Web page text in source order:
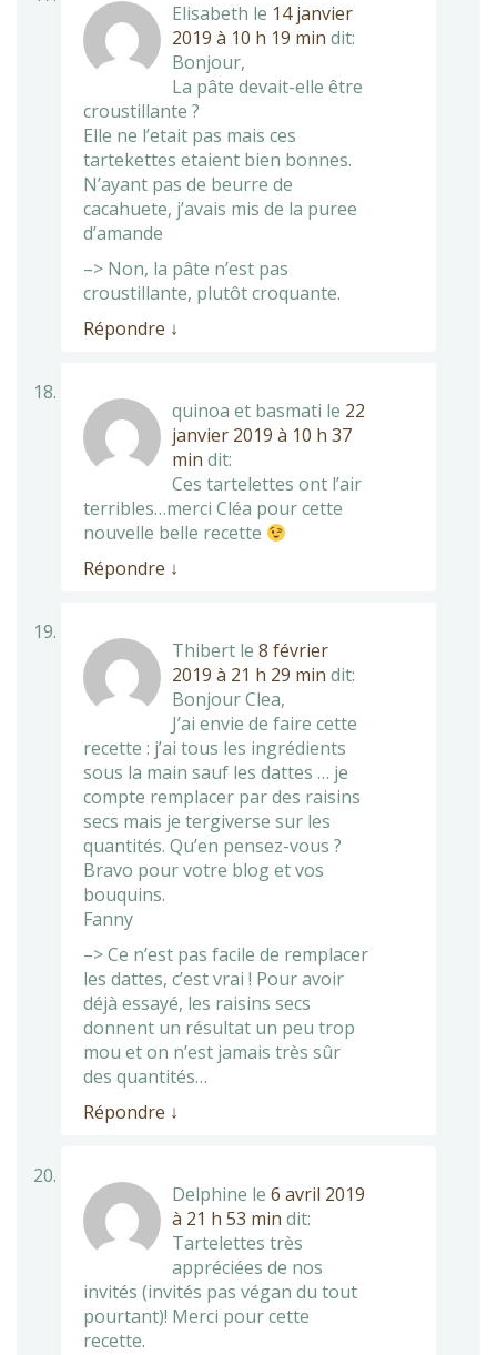
Elisabeth le 14 janvier
2019 à 10 h 19 min dit:
Bonjour,
La pâte devait-elle être
croustillante ?
Elle ne l’etait pas mais ces
tartekettes etaient bien bonnes.
N’ayant pas de beurre de
cacahuete, j’avais mis de la puree
d’amande
–> Non, la pâte n’est pas
croustillante, plutôt croquante.
Répondre ↓
quinoa et basmati le 22
janvier 2019 à 10 h 37
min dit:
Ces tartelettes ont l’air
terribles…merci Cléa pour cette
nouvelle belle recette
Répondre ↓
Thibert le 8 février
2019 à 21 h 29 min dit:
Bonjour Clea,
J’ai envie de faire cette
recette : j’ai tous les ingrédients
sous la main sauf les dattes … je
compte remplacer par des raisins
secs mais je tergiverse sur les
quantités. Qu’en pensez-vous ?
Bravo pour votre blog et vos
bouquins.
Fanny
–> Ce n’est pas facile de remplacer
les dattes, c’est vrai ! Pour avoir
déjà essayé, les raisins secs
donnent un résultat un peu trop
mou et on n’est jamais très sûr
des quantités…
Répondre ↓
Delphine le 6 avril 2019
à 21 h 53 min dit:
Tartelettes très
appréciées de nos
invités (invités pas végan du tout
pourtant)! Merci pour cette
recette.